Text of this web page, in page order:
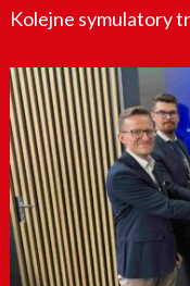
Kolejne symulatory